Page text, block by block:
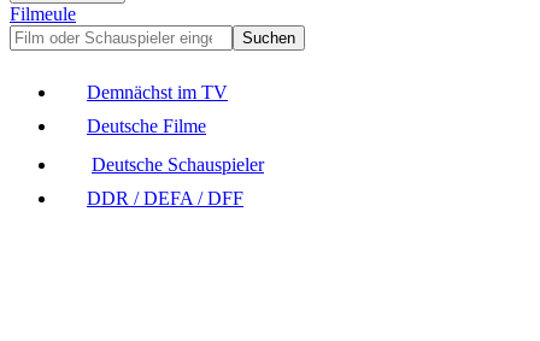
Filmeule
Suchen
Demnächst im TV
Deutsche Filme
Deutsche Schauspieler
DDR / DEFA / DFF